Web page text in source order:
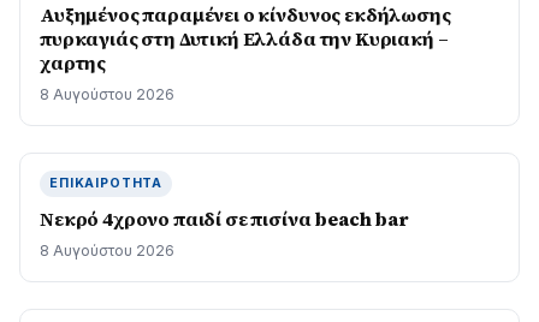
Αυξημένος παραμένει ο κίνδυνος εκδήλωσης
πυρκαγιάς στη Δυτική Ελλάδα την Κυριακή –
χαρτης
8 Αυγούστου 2026
ΕΠΙΚΑΙΡΌΤΗΤΑ
Νεκρό 4χρονο παιδί σε πισίνα beach bar
8 Αυγούστου 2026